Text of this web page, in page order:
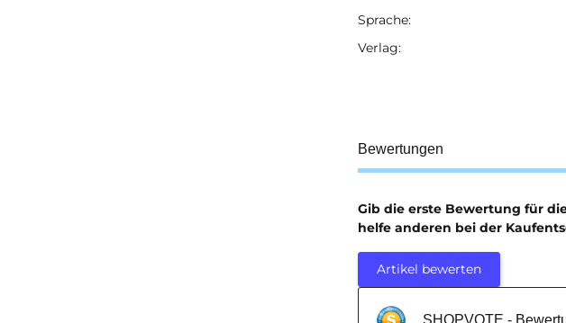
Produkteigenschaft
Wert
Sprache:
Verlag:
Bewertungen
Gib die erste Bewertung für
helfe anderen bei der
Artikel bewerten
SHOPVOTE -